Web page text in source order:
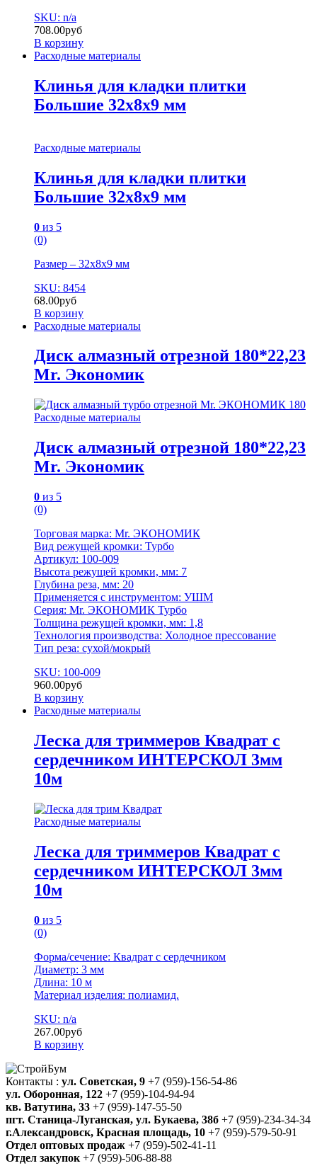
SKU: n/a
708.00руб
В корзину
Расходные материалы
Клинья для кладки плитки
Большие 32х8х9 мм
Расходные материалы
Клинья для кладки плитки
Большие 32х8х9 мм
0 из 5
(0)
Размер – 32х8х9 мм
SKU: 8454
68.00руб
В корзину
Расходные материалы
Диск алмазный отрезной 180*22,23
Mr. Экономик
Расходные материалы
Диск алмазный отрезной 180*22,23
Mr. Экономик
0 из 5
(0)
Торговая марка: Mr. ЭКОНОМИК
Вид режущей кромки: Турбо
Артикул: 100-009
Высота режущей кромки, мм: 7
Глубина реза, мм: 20
Применяется с инструментом: УШМ
Серия: Mr. ЭКОНОМИК Турбо
Толщина режущей кромки, мм: 1,8
Технология производства: Холодное прессование
Тип реза: сухой/мокрый
SKU: 100-009
960.00руб
В корзину
Расходные материалы
Леска для триммеров Квадрат с
сердечником ИНТЕРСКОЛ 3мм
10м
Расходные материалы
Леска для триммеров Квадрат с
сердечником ИНТЕРСКОЛ 3мм
10м
0 из 5
(0)
Форма/сечение: Квадрат с сердечником
Диаметр: 3 мм
Длина: 10 м
Материал изделия: полиамид.
SKU: n/a
267.00руб
В корзину
Контакты : ул. Советская, 9 +7 (959)-156-54-86
ул. Оборонная, 122 +7 (959)-104-94-94
кв. Ватутина, 33 +7 (959)-147-55-50
пгт. Станица-Луганская, ул. Букаева, 38б +7 (959)-234-34-34
г.Александровск, Красная площадь, 10 +7 (959)-579-50-91
Отдел оптовых продаж +7 (959)-502-41-11
Отдел закупок +7 (959)-506-88-88